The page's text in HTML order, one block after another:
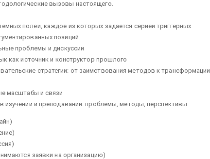
вызовы настоящего.
полей, каждое из которых задаётся серией триггерных
позиций.
проблемы и дискуссии
как источник и конструктор прошлого
стратегии: от заимствования методов к трансформации
масштабы и связи
изучении и преподавании: проблемы, методы, перспективы
заявки на организацию)